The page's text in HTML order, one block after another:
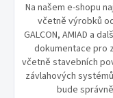
Na našem e-shopu
včetně výrobků
GALCON, AMIAD a
dokumentace pro
včetně stavebních
závlahových
bude